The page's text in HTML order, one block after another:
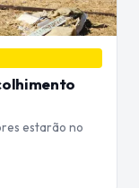
estarão no